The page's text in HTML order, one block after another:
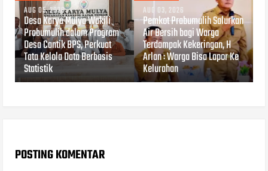
AUG 05, 2026
Desa Karya Mulya Wakili
Prabumulih dalam Program
Desa Cantik BPS, Perkuat
Tata Kelola Data Berbasis
Statistik
AUG 03, 2026
Pemkot Prabumulih Salurkan
Air Bersih bagi Warga
Terdampak Kekeringan, H
Arlan : Warga Bisa Lapor Ke
Kelurahan
POSTING KOMENTAR